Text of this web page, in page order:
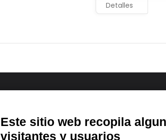
Detalles
Este sitio web recopila
visitantes y usuarios